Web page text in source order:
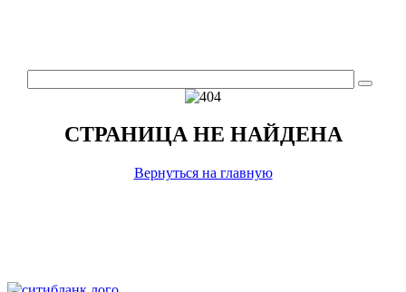
СТРАНИЦА НЕ НАЙДЕНА
Вернуться на главную